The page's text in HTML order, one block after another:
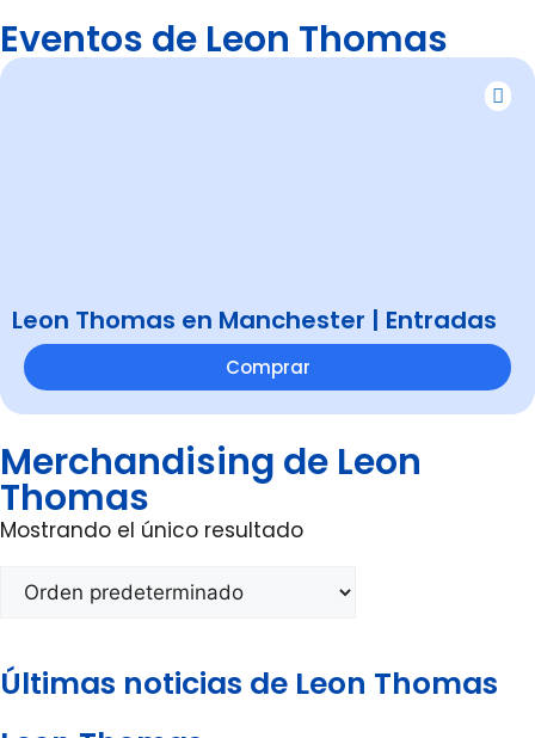
Eventos de Leon Thomas
Leon Thomas en Manchester | Entradas
Comprar
Merchandising de Leon
Thomas
Mostrando el único resultado
Últimas noticias de Leon Thomas